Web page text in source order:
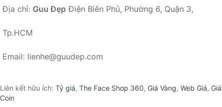
Địa chỉ: Guu Đẹp Điện Biên Phủ, Phường 6, Quận 3,
Tp.HCM
Email: lienhe@guudep.com
Liên kết hữu ích: Tỷ giá, The Face Shop 360, Giá Vàng, Web Giá, Giá
Coin